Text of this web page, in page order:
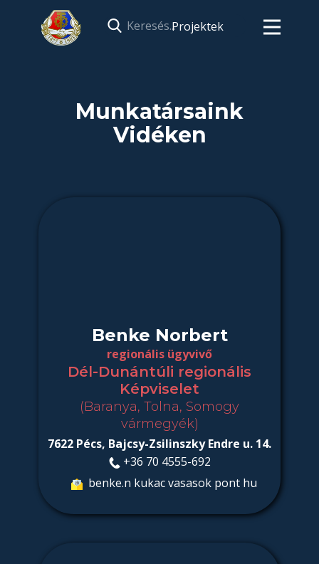
Projektek
Munkatársaink
Vidéken
Benke Norbert
regionális ügyvivő
Dél-Dunántúli regionális
Képviselet
(Baranya, Tolna, Somogy
vármegyék)
7622 Pécs, Bajcsy-Zsilinszky Endre u. 14.
+36 70 4555-692
benke.n kukac vasasok pont hu